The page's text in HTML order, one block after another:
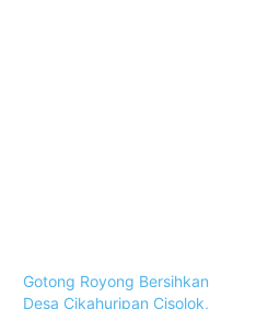
Gotong Royong Bersihkan
Desa Cikahuripan Cisolok,